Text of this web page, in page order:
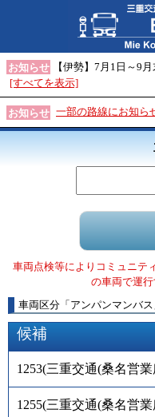
お知らせ
【伊勢】7月1日～9
[すべてを表示]
お知らせ 一部の路線にお知ら
車両点検等によりコミュニテ
の車両で運行
車両区分 「 アンパンマンバス
候補
1253(三重交通(桑名営業
1255(三重交通(桑名営業